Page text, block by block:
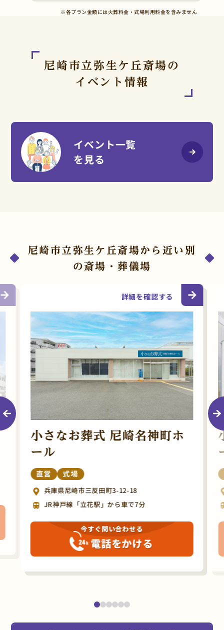
※各プラン金額には火葬料金・式場利用料金を含みません
尼崎市立弥生ケ丘斎場の
イベント情報
イベント一覧
を見る
尼崎市立弥生ケ丘斎場から近い別
の斎場・葬儀場
小さなお葬式 尼崎名神町ホ
ール
直営 式場
兵庫県尼崎市三反田町3-12-18
JR神戸線「立花駅」から車で7分
詳細を確認する
今すぐ問い合わせる
電話をかける